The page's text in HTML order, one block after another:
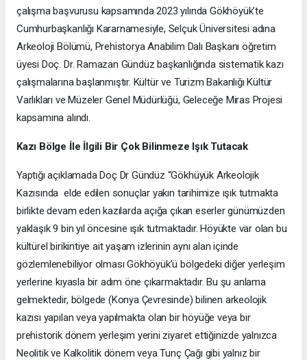
çalışma başvurusu kapsamında 2023 yılında Gökhöyük’te
Cumhurbaşkanlığı Kararnamesiyle, Selçuk Üniversitesi adına
Arkeoloji Bölümü, Prehistorya Anabilim Dalı Başkanı öğretim
üyesi Doç. Dr. Ramazan Gündüz başkanlığında sistematik kazı
çalışmalarına başlanmıştır. Kültür ve Turizm Bakanlığı Kültür
Varlıkları ve Müzeler Genel Müdürlüğü, Geleceğe Miras Projesi
kapsamına alındı.
Kazı Bölge İle İlgili Bir Çok Bilinmeze Işık Tutacak
Yaptığı açıklamada Doç Dr Gündüz “Gökhüyük Arkeolojik
Kazısında elde edilen sonuçlar yakın tarihimize ışık tutmakta
birlikte devam eden kazılarda açığa çıkan eserler günümüzden
yaklaşık 9 bin yıl öncesine ışık tutmaktadır. Höyükte var olan bu
kültürel birikintiye ait yaşam izlerinin aynı alan içinde
gözlemlenebiliyor olması Gökhöyük’ü bölgedeki diğer yerleşim
yerlerine kıyasla bir adım öne çıkarmaktadır. Bu şu anlama
gelmektedir, bölgede (Konya Çevresinde) bilinen arkeolojik
kazısı yapılan veya yapılmakta olan bir höyüğe veya bir
prehistorik dönem yerleşim yerini ziyaret ettiğinizde yalnızca
Neolitik ve Kalkolitik dönem veya Tunç Çağı gibi yalnız bir